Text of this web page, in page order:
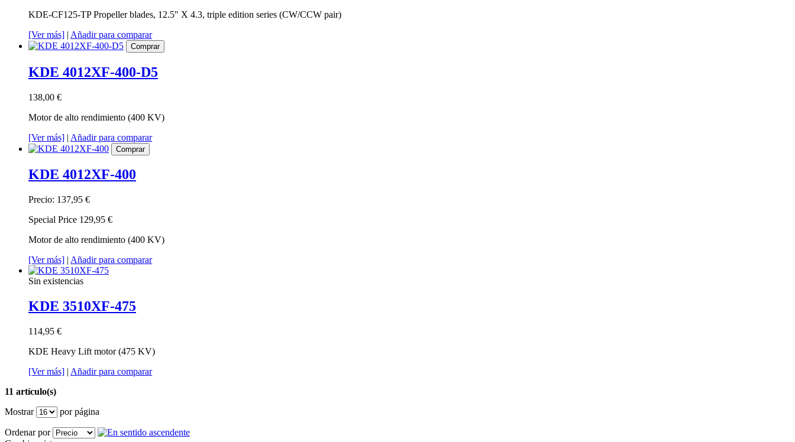
KDE-CF125-TP Propeller blades, 12.5" X 4.3, triple edition series (CW/CCW pair)
[Ver más] | Añadir para comparar
Comprar
KDE 4012XF-400-D5
138,00 €
Motor de alto rendimiento (400 KV)
[Ver más] | Añadir para comparar
Comprar
KDE 4012XF-400
Precio: 137,95 €
Special Price 129,95 €
Motor de alto rendimiento (400 KV)
[Ver más] | Añadir para comparar
Sin existencias
KDE 3510XF-475
114,95 €
KDE Heavy Lift motor (475 KV)
[Ver más] | Añadir para comparar
11 artículo(s)
Mostrar
por página
Ordenar por